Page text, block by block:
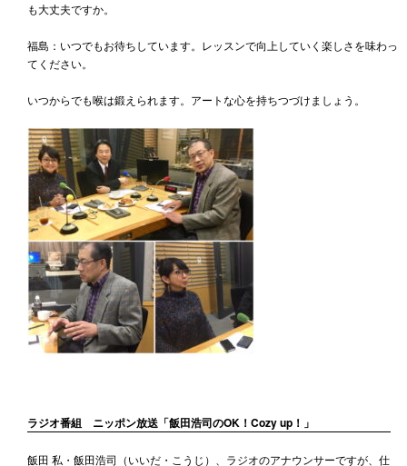
も大丈夫ですか。
福島：いつでもお待ちしています。レッスンで向上していく楽しさを味わっ
てください。
いつからでも喉は鍛えられます。アートな心を持ちつづけましょう。
ラジオ番組 ニッポン放送「飯田浩司のOK！Cozy up！」
飯田 私・飯田浩司（いいだ・こうじ）、ラジオのアナウンサーですが、仕